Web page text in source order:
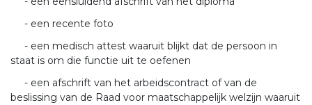
- een recente foto
- een medisch attest waaruit blijkt dat de persoon in
staat is om die functie uit te oefenen
- een afschrift van het arbeidscontract of van de
beslissing van de Raad voor maatschappelijk welzijn waaruit